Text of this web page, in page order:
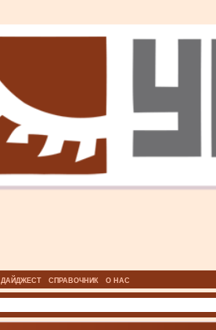
ДАЙДЖЕСТ СПРАВОЧНИК О НАС